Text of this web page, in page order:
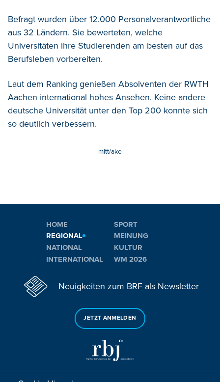
Befragt wurden über 12.000 Personalverantwortliche
aus 32 Ländern. Sie bewerteten, welche
Universitäten ihre Studierenden am besten auf das
Berufsleben vorbereiten.
Laut dem Ranking genießen Absolventen der RWTH
Aachen international hohes Ansehen. Keine andere
deutsche Universität unter den Top 200 konnte sich
so deutlich verbessern.
mitt/ake
HOME
REGIONAL
NATIONAL
INTERNATIONAL
SPORT
MEINUNG
KULTUR
WM 2026
Neuigkeiten zum BRF als Newsletter
JETZT ANMELDEN